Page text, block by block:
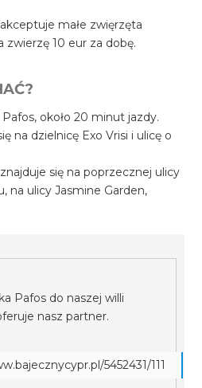
małe zwięrzęta
zwierzę 10 eur za dobę.
około 20 minut jazdy.
na dzielnicę Exo Vrisi i ulicę o
się na poprzecznej ulicy
na ulicy Jasmine Garden,
Pafos do naszej willi
nasz partner.
5452431/111